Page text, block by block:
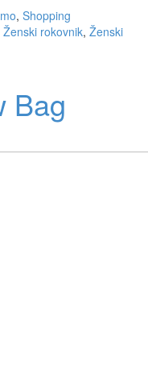
, Shopping
Ženski rokovnik, Ženski
Bag